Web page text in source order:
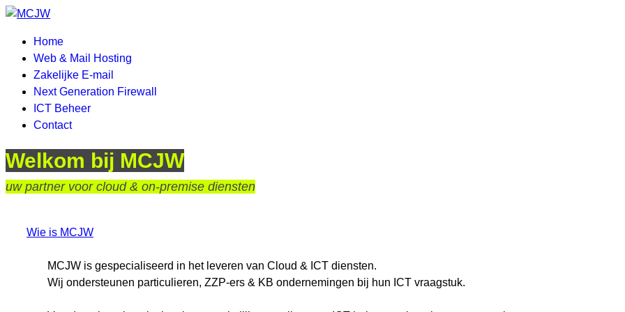
Home
Web & Mail Hosting
Zakelijke E-mail
Next Generation Firewall
ICT Beheer
Contact
Welkom bij MCJW
uw partner voor cloud & on-premise diensten
Wie is MCJW
MCJW is gespecialiseerd in het leveren van Cloud & ICT diensten.
Wij ondersteunen particulieren, ZZP-ers & KB ondernemingen bij hun ICT vraagstuk.